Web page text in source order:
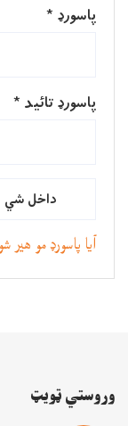
پاسورډ*
پاسورډ تائيد*
داخل شي
آیا پاسورډ مو هير
وروستي ټويټ